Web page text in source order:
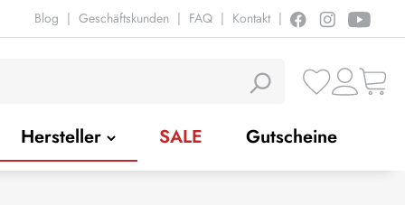
Blog | Geschäftskunden | FAQ | Kontakt |
Hersteller SALE Gutscheine